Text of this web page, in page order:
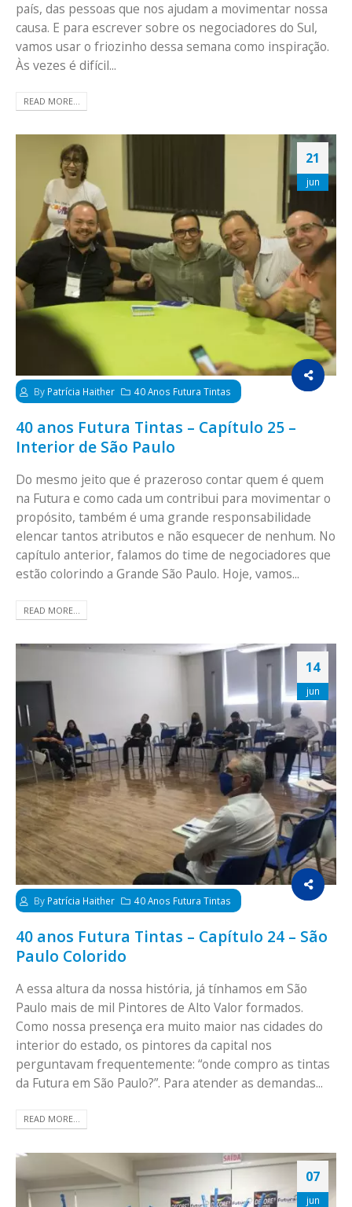
país, das pessoas que nos ajudam a movimentar nossa
causa. E para escrever sobre os negociadores do Sul,
vamos usar o friozinho dessa semana como inspiração.
Às vezes é difícil...
READ MORE...
21
jun
By Patrícia Haither 40 Anos Futura Tintas
40 anos Futura Tintas – Capítulo 25 –
Interior de São Paulo
Do mesmo jeito que é prazeroso contar quem é quem
na Futura e como cada um contribui para movimentar o
propósito, também é uma grande responsabilidade
elencar tantos atributos e não esquecer de nenhum. No
capítulo anterior, falamos do time de negociadores que
estão colorindo a Grande São Paulo. Hoje, vamos...
READ MORE...
14
jun
By Patrícia Haither 40 Anos Futura Tintas
40 anos Futura Tintas – Capítulo 24 – São
Paulo Colorido
A essa altura da nossa história, já tínhamos em São
Paulo mais de mil Pintores de Alto Valor formados.
Como nossa presença era muito maior nas cidades do
interior do estado, os pintores da capital nos
perguntavam frequentemente: “onde compro as tintas
da Futura em São Paulo?”. Para atender as demandas...
READ MORE...
07
jun